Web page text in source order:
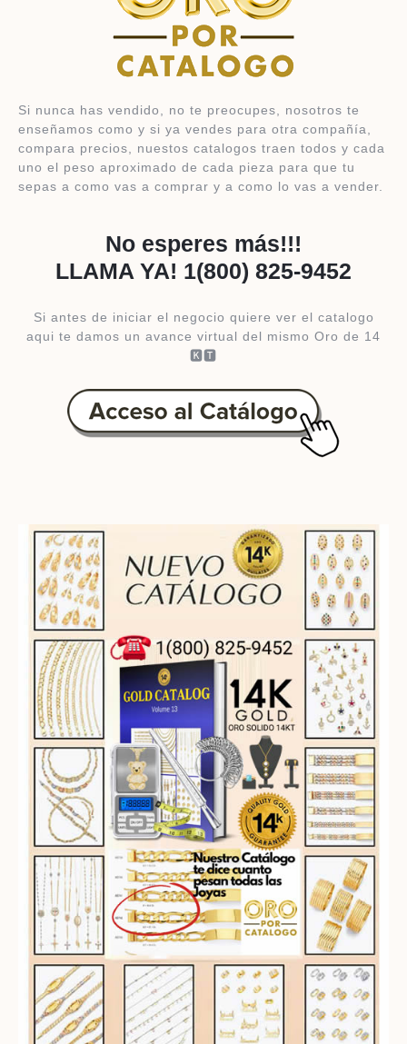
Si nunca has vendido, no te preocupes, nosotros te
enseñamos como y si ya vendes para otra compañía,
compara precios, nuestos catalogos traen todos y cada
uno el peso aproximado de cada pieza para que tu
sepas a como vas a comprar y a como lo vas a vender.
​No esperes más!!!
LLAMA YA! 1(800) 825-9452
Si antes de iniciar el negocio quiere ver el catalogo
aqui te damos un avance virtual del mismo Oro de 14
🅺🆃